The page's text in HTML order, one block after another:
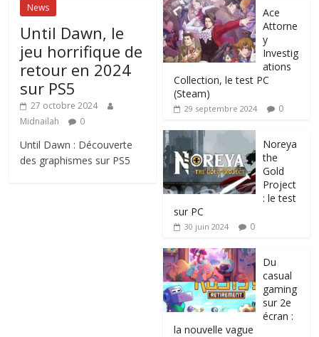
News
Until Dawn, le
jeu horrifique de
retour en 2024
sur PS5
27 octobre 2024
Midnailah
0
Until Dawn : Découverte
des graphismes sur PS5
Ace
Attorne
y
Investig
ations
Collection, le test PC
(Steam)
29 septembre 2024 0
Noreya
the
Gold
Project
: le test
sur PC
30 juin 2024 0
Du
casual
gaming
sur 2e
écran :
la nouvelle vague